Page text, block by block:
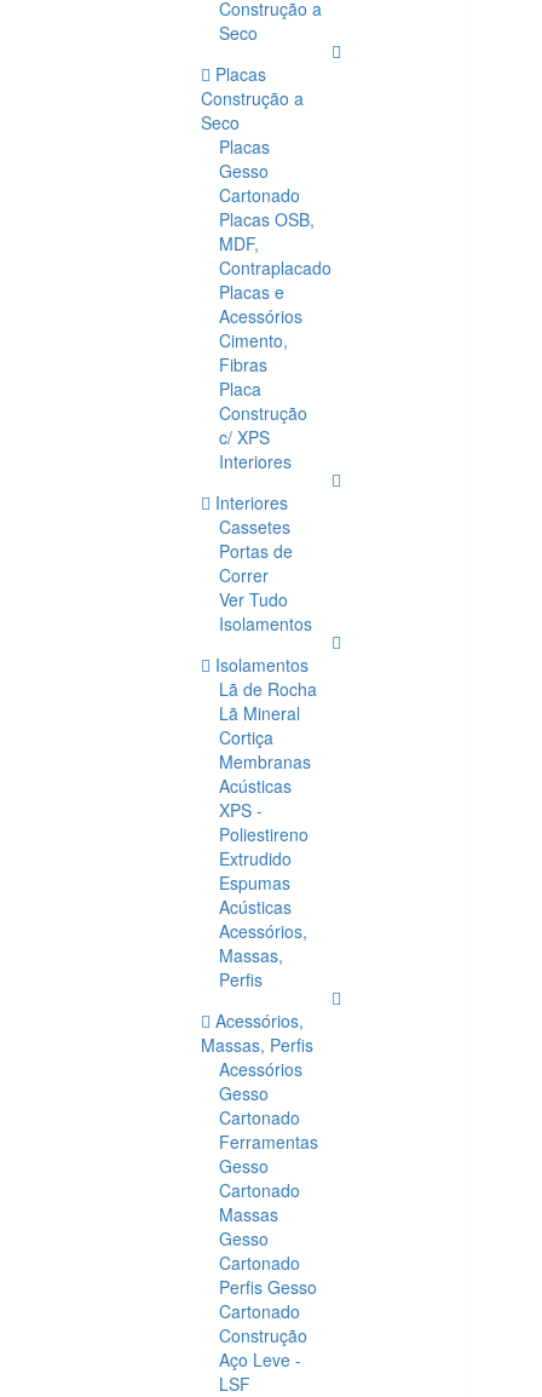
Construção a
Seco
Placas
Construção a
Seco
Placas
Gesso
Cartonado
Placas OSB,
MDF,
Contraplacado
Placas e
Acessórios
Cimento,
Fibras
Placa
Construção
c/ XPS
Interiores
Interiores
Cassetes
Portas de
Correr
Ver Tudo
Isolamentos
Isolamentos
Lã de Rocha
Lã Mineral
Cortiça
Membranas
Acústicas
XPS -
Poliestireno
Extrudido
Espumas
Acústicas
Acessórios,
Massas,
Perfis
Acessórios,
Massas, Perfis
Acessórios
Gesso
Cartonado
Ferramentas
Gesso
Cartonado
Massas
Gesso
Cartonado
Perfis Gesso
Cartonado
Construção
Aço Leve -
LSF